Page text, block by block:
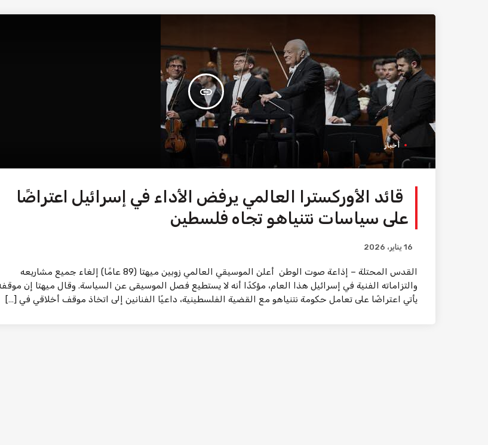
insert_link
أخبار
قائد الأوركسترا العالمي يرفض الأداء في إسرائيل اعتراضًا
على سياسات نتنياهو تجاه فلسطين
16 يناير، 2026
القدس المحتلة – إذاعة صوت الوطن أعلن الموسيقي العالمي زوبين ميهتا (89 عامًا) إلغاء جميع مشاريعه
والتزاماته الفنية في إسرائيل هذا العام، مؤكدًا أنه لا يستطيع فصل الموسيقى عن السياسة. وقال ميهتا إن
يأتي اعتراضًا على تعامل حكومة نتنياهو مع القضية الفلسطينية، داعيًا الفنانين إلى اتخاذ موقف أخلاقي في […]